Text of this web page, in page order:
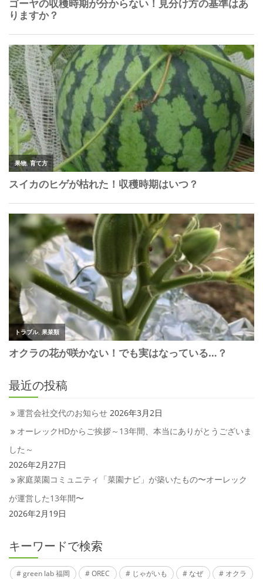
最近の投稿
運営会社交代のお知らせ 2026年3月2日
オーレックHDからご挨拶～13年間、本当にありがとうございま
した～
2026年2月27日
家庭菜園コミュニティ「菜園ナビ」が築いたもの〜オーレック
が運営した13年間〜
2026年2月19日
キーワードで検索
green lab 福岡 OREC じゃがいも なぜ
オクラ